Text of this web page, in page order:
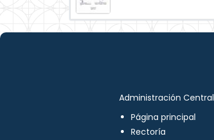
Administración Central
Página principal
Rectoría